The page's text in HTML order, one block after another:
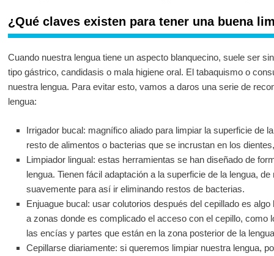
¿Qué claves existen para tener una buena
Cuando nuestra lengua tiene un aspecto blanquecino, suele ser
tipo gástrico, candidasis o mala higiene oral. El tabaquismo o
nuestra lengua. Para evitar esto, vamos a daros una serie de
lengua:
Irrigador bucal: magnífico aliado para limpiar la superficie de
resto de alimentos o bacterias que se incrustan en los
Limpiador lingual: estas herramientas se han diseñado de
lengua. Tienen fácil adaptación a la superficie de la lengua,
suavemente para así ir eliminando restos de bacterias.
Enjuague bucal: usar colutorios después del cepillado es
a zonas donde es complicado el acceso con el cepillo, como
las encías y partes que están en la zona posterior de la
Cepillarse diariamente: si queremos limpiar nuestra lengua,